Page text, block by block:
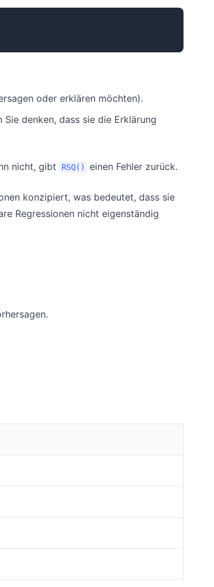
oder erklären möchten).
denken, dass sie die Erklärung
nicht, gibt RSQ() einen Fehler zurück.
konzipiert, was bedeutet, dass sie
Regressionen nicht eigenständig